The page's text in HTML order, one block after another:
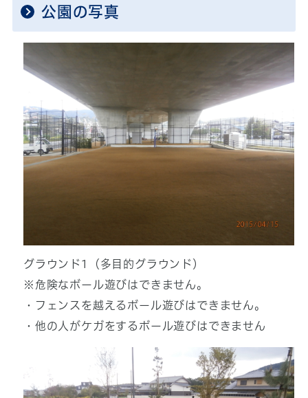
公園の写真
グラウンド1（多目的グラウンド）
※危険なボール遊びはできません。
・フェンスを越えるボール遊びはできません。
・他の人がケガをするボール遊びはできません